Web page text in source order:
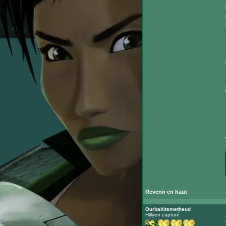
Revenir en haut
Ourbahitsmetheud
Hillyen capturé